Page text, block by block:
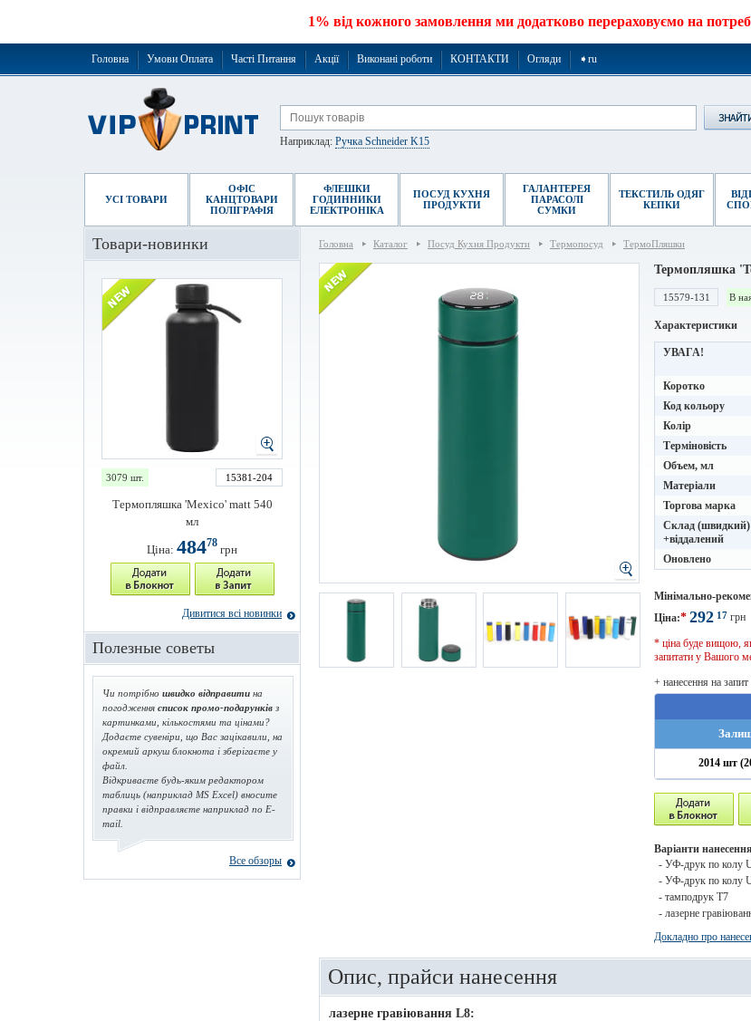
1% від кожного замовлення ми додатково перераховуємо на
Головна Умови Оплата Часті Питання Акції Виконані роботи КОНТАКТИ Огляди ➧ru
Наприклад: Ручка Schneider K15
УСІ ТОВАРИ
ОФІС
КАНЦТОВАРИ
ПОЛІГРАФІЯ
ФЛЕШКИ
ГОДИННИКИ
ЕЛЕКТРОНІКА
ПОСУД КУХНЯ
ПРОДУКТИ
ГАЛАНТЕРЕЯ
ПАРАСОЛІ
СУМКИ
ТЕКСТИЛЬ ОДЯГ
КЕПКИ
Головна Каталог Посуд Кухня Продукти Термопосуд ТермоПляшки
Термопляшка
15579-131 В
Характеристики
УВАГА!
Коротко
Код кольору
Колір
Терміновість
Объем, мл
Матеріали
Торгова марка
Склад (швидкий)
+віддалений
Оновлено
Мінімально-
Ціна:* 292 17 грн
* ціна буде вищою,
запитати у Вашого
+ нанесення на
2014 шт
Варіанти
- УФ-друк по колу
- УФ-друк по колу
- тамподрук T7
- лазерне
Докладно про
Опис, прайси нанесення
лазерне гравіювання L8:
Товари-новинки
3079 шт. 15381-204
Термопляшка 'Mexico' matt 540
мл
Ціна: 48478 грн
Дивитися всі новинки
Полезные советы
Чи потрібно швидко відправити на
погодження список промо-подарунків з
картинками, кількостями та цінами?
Додаєте сувеніри, що Вас зацікавили, на
окремий аркуш блокнота і зберігаєте у
файл.
Відкриваєте будь-яким редактором
таблиць (наприклад MS Excel) вносите
правки і відправляєте наприклад по E-
mail.
Все обзоры